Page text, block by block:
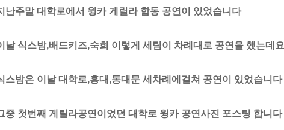
난주말 대학로에서 윙카 게릴라 합동 공연이 있었습니다
날 식스밤,배드키즈,숙희 이렇게 세팀이 차례대로 공연을 했는데요
스밤은 이날 대학로,홍대,동대문 세차례에걸쳐 공연이 있었습니다
중 첫번째 게릴라공연이었던 대학로 윙카 공연사진 포스팅 합니다